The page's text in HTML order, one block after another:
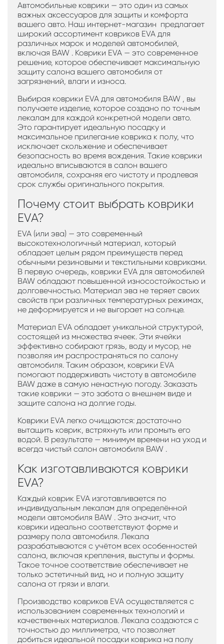
Автомобильные коврики — это один из самых
важных аксессуаров для защиты и комфорта
вашего авто. Наш интернет-магазин предлагает
широкий ассортимент ковриков EVA для
различных марок и моделей автомобилей,
включая BAW . Коврики EVA — это современное
решение, которое обеспечивает максимальную
защиту салона вашего автомобиля от
загрязнений, влаги и износа.
Выбирая коврики EVA для автомобиля BAW , вы
получаете изделие, которое создано по точным
лекалам для каждой конкретной модели авто.
Это гарантирует идеальную посадку и
максимальное прилегание коврика к полу, что
исключает скольжение и обеспечивает
безопасность во время вождения. Такие коврики
идеально вписываются в салон вашего
автомобиля, сохраняя его чистоту и продлевая
срок службы оригинального покрытия.
Почему стоит выбрать коврики
EVA?
EVA (или эва) — это современный
высокотехнологичный материал, который
обладает целым рядом преимуществ перед
обычными резиновыми и текстильными ковриками.
В первую очередь, коврики EVA для автомобилей
BAW обладают повышенной износостойкостью и
долговечностью. Материал эва не теряет своих
свойств при различных температурных режимах,
не деформируется и не выгорает на солнце.
Материал EVA обладает уникальной структурой,
состоящей из множества ячеек. Эти ячейки
эффективно собирают грязь, воду и мусор, не
позволяя им распространяться по салону
автомобиля. Таким образом, коврики EVA
помогают поддерживать чистоту в автомобиле
BAW даже в самую ненастную погоду. Заказать
такие коврики — это забота о внешнем виде и
защите салона на долгие годы.
Коврики EVA легко очищаются: достаточно
вытащить коврик, встряхнуть или промыть его
водой. В результате — минимум времени на уход и
всегда чистый салон автомобиля BAW .
Как изготавливаются коврики
EVA?
Каждый коврик EVA изготавливается по
индивидуальным лекалам для определённой
модели автомобиля BAW . Это значит, что
коврики идеально соответствуют форме и
размеру пола автомобиля. Лекала
разрабатываются с учётом всех особенностей
салона, включая крепления, выступы и формы.
Такое точное соответствие обеспечивает не
только эстетичный вид, но и полную защиту
салона от грязи и влаги.
Производство ковриков EVA осуществляется с
использованием современных технологий и
качественных материалов. Лекала создаются с
точностью до миллиметра, что позволяет
добиться идеальной посадки коврика на полу